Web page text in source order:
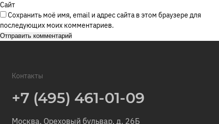
Сайт
Сохранить моё имя, email и адрес сайта в этом браузере для
последующих моих комментариев.
Контакты
+7 (495) 461-01-09
Москва, Ореховый бульвар, д. 26Б